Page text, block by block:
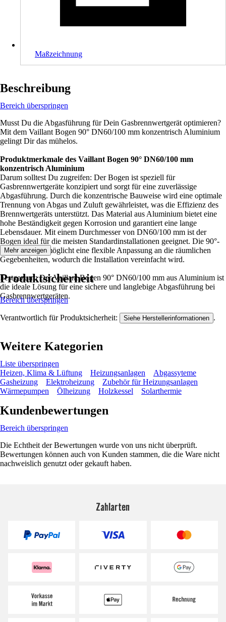
Maßzeichnung
Beschreibung
Bereich überspringen
Musst Du die Abgasführung für Dein Gasbrennwertgerät optimieren?
Mit dem Vaillant Bogen 90° DN60/100 mm konzentrisch Aluminium
gelingt Dir das mühelos.
Produktmerkmale des Vaillant Bogen 90° DN60/100 mm
konzentrisch Aluminium
Darum solltest Du zugreifen: Der Bogen ist speziell für
Gasbrennwertgeräte konzipiert und sorgt für eine zuverlässige
Abgasführung. Durch die konzentrische Bauweise wird eine optimale
Trennung von Abgas und Zuluft gewährleistet, was die Effizienz des
Brennwertgeräts unterstützt. Das Material aus Aluminium bietet eine
hohe Beständigkeit gegen Korrosion und garantiert eine lange
Lebensdauer. Mit einem Durchmesser von DN60/100 mm ist der
Bogen ideal für die meisten Standardinstallationen geeignet. Die 90°-
Ausführung ermöglicht eine flexible Anpassung an die räumlichen
Gegebenheiten, wodurch die Installation vereinfacht wird.
Festgezurrt: Der Vaillant Bogen 90° DN60/100 mm aus Aluminium ist
die ideale Lösung für eine sichere und langlebige Abgasführung bei
Gasbrennwertgeräten.
Mehr anzeigen
Produktsicherheit
Bereich überspringen
Verantwortlich für Produktsicherheit: Siehe Herstellerinformationen .
Weitere Kategorien
Liste überspringen
Heizen, Klima & Lüftung
Heizungsanlagen
Abgassyteme
Gasheizung
Elektroheizung
Zubehör für Heizungsanlagen
Wärmepumpen
Ölheizung Holzkessel Solarthermie
Kundenbewertungen
Bereich überspringen
Die Echtheit der Bewertungen wurde von uns nicht überprüft.
Bewertungen können auch von Kunden stammen, die die Ware nicht
nachweislich genutzt oder gekauft haben.
Zahlarten